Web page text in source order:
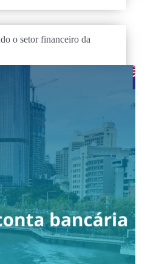
o setor financeiro da